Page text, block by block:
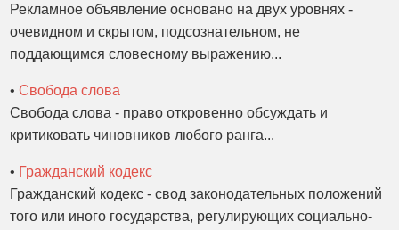
Рекламное объявление основано на двух уровнях -
очевидном и скрытом, подсознательном, не
поддающимся словесному выражению...
•Свобода слова
Свобода слова - право откровенно обсуждать и
критиковать чиновников любого ранга...
• Гражданский кодекс
Гражданский кодекс - свод законодательных положений
того или иного государства, регулирующих социально-